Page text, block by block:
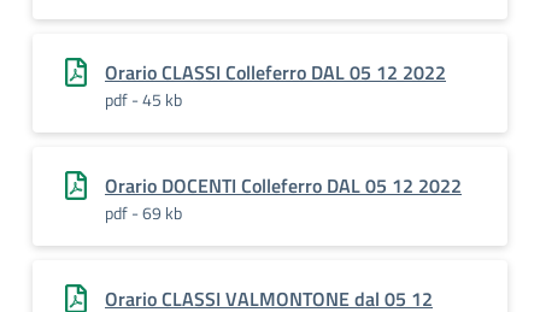
Orario CLASSI Colleferro DAL 05 12 2022
pdf - 45 kb
Orario DOCENTI Colleferro DAL 05 12 2022
pdf - 69 kb
Orario CLASSI VALMONTONE dal 05 12